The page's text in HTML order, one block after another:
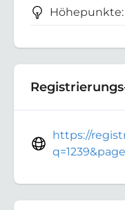
Höhepunkte:
https://